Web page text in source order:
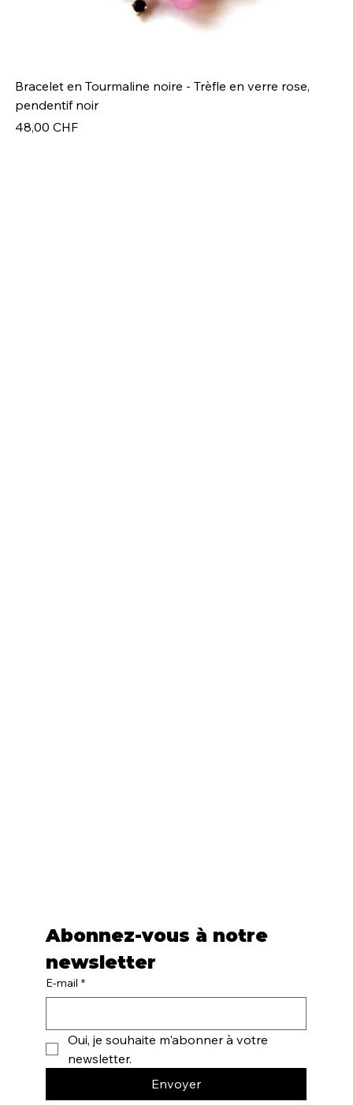
Bracelet en Tourmaline noire - Trèfle en verre rose,
pendentif noir
Prix
48,00 CHF
Abonnez-vous à notre
newsletter
E-mail *
Oui, je souhaite m'abonner à votre
newsletter.
Envoyer